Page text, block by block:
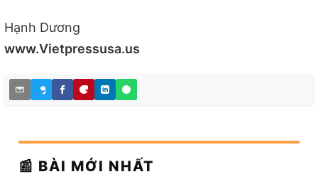
Hạnh Dương
www.Vietpressusa.us
📰 BÀI MỚI NHẤT